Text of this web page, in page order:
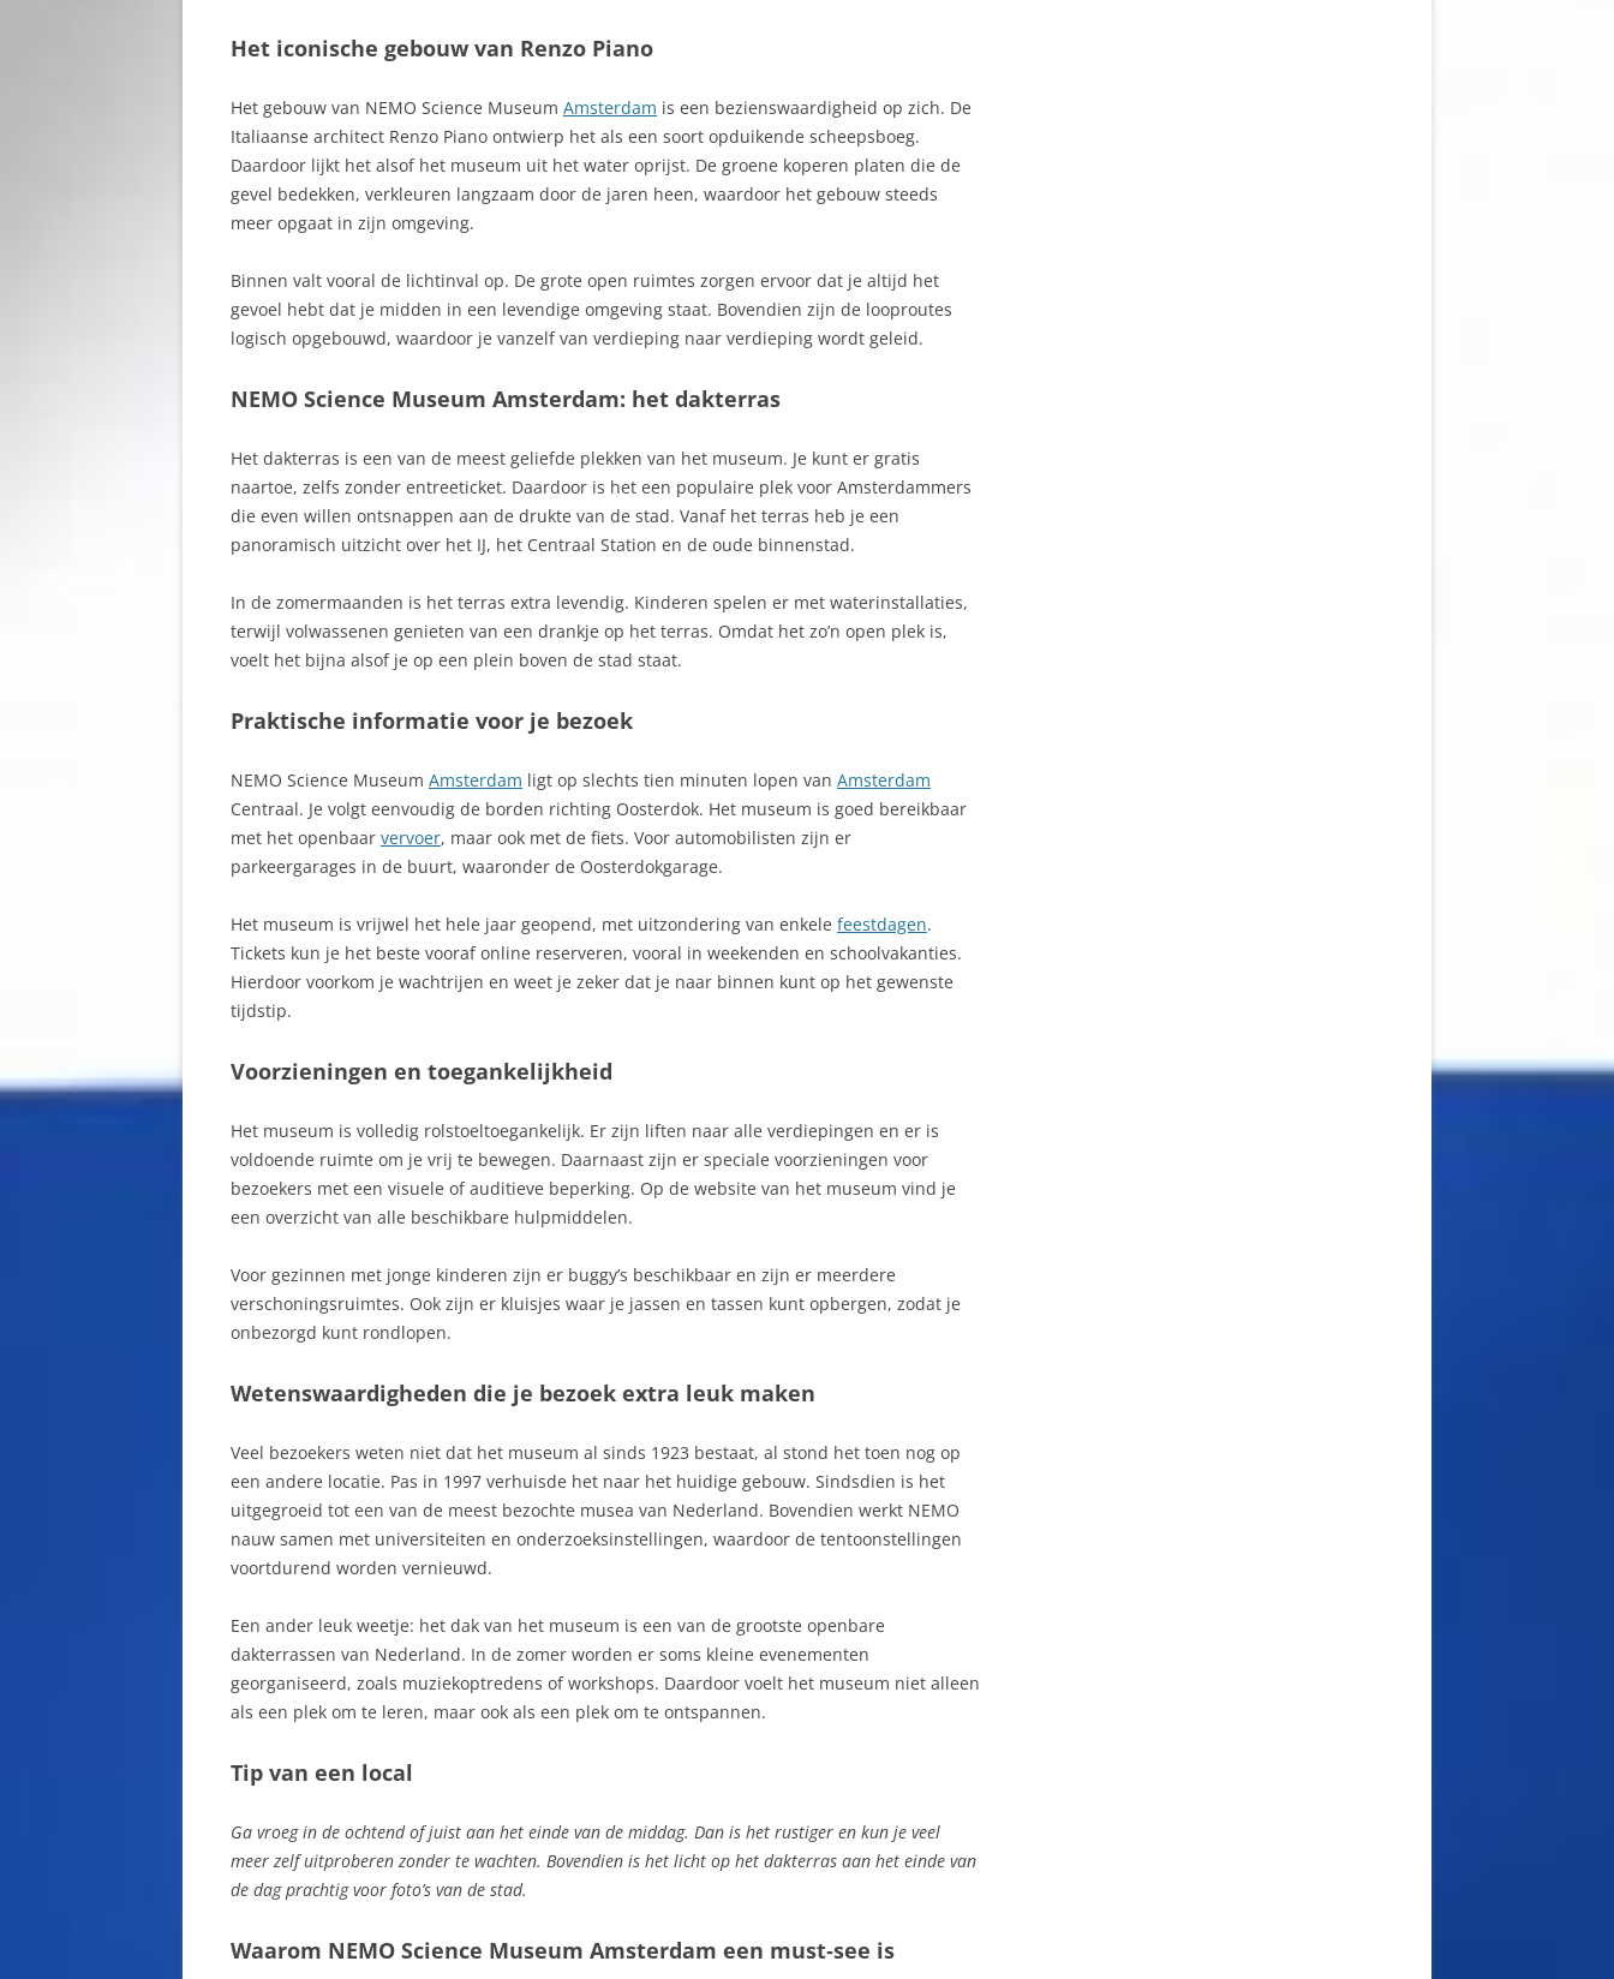
Het iconische gebouw van Renzo Piano
Het gebouw van NEMO Science Museum Amsterdam is een bezienswaardigheid op zich. De
Italiaanse architect Renzo Piano ontwierp het als een soort opduikende scheepsboeg.
Daardoor lijkt het alsof het museum uit het water oprijst. De groene koperen platen die de
gevel bedekken, verkleuren langzaam door de jaren heen, waardoor het gebouw steeds
meer opgaat in zijn omgeving.
Binnen valt vooral de lichtinval op. De grote open ruimtes zorgen ervoor dat je altijd het
gevoel hebt dat je midden in een levendige omgeving staat. Bovendien zijn de looproutes
logisch opgebouwd, waardoor je vanzelf van verdieping naar verdieping wordt geleid.
NEMO Science Museum Amsterdam: het dakterras
Het dakterras is een van de meest geliefde plekken van het museum. Je kunt er gratis
naartoe, zelfs zonder entreeticket. Daardoor is het een populaire plek voor Amsterdammers
die even willen ontsnappen aan de drukte van de stad. Vanaf het terras heb je een
panoramisch uitzicht over het IJ, het Centraal Station en de oude binnenstad.
In de zomermaanden is het terras extra levendig. Kinderen spelen er met waterinstallaties,
terwijl volwassenen genieten van een drankje op het terras. Omdat het zo’n open plek is,
voelt het bijna alsof je op een plein boven de stad staat.
Praktische informatie voor je bezoek
NEMO Science Museum Amsterdam ligt op slechts tien minuten lopen van Amsterdam
Centraal. Je volgt eenvoudig de borden richting Oosterdok. Het museum is goed bereikbaar
met het openbaar vervoer, maar ook met de fiets. Voor automobilisten zijn er
parkeergarages in de buurt, waaronder de Oosterdokgarage.
Het museum is vrijwel het hele jaar geopend, met uitzondering van enkele feestdagen.
Tickets kun je het beste vooraf online reserveren, vooral in weekenden en schoolvakanties.
Hierdoor voorkom je wachtrijen en weet je zeker dat je naar binnen kunt op het gewenste
tijdstip.
Voorzieningen en toegankelijkheid
Het museum is volledig rolstoeltoegankelijk. Er zijn liften naar alle verdiepingen en er is
voldoende ruimte om je vrij te bewegen. Daarnaast zijn er speciale voorzieningen voor
bezoekers met een visuele of auditieve beperking. Op de website van het museum vind je
een overzicht van alle beschikbare hulpmiddelen.
Voor gezinnen met jonge kinderen zijn er buggy’s beschikbaar en zijn er meerdere
verschoningsruimtes. Ook zijn er kluisjes waar je jassen en tassen kunt opbergen, zodat je
onbezorgd kunt rondlopen.
Wetenswaardigheden die je bezoek extra leuk maken
Veel bezoekers weten niet dat het museum al sinds 1923 bestaat, al stond het toen nog op
een andere locatie. Pas in 1997 verhuisde het naar het huidige gebouw. Sindsdien is het
uitgegroeid tot een van de meest bezochte musea van Nederland. Bovendien werkt NEMO
nauw samen met universiteiten en onderzoeksinstellingen, waardoor de tentoonstellingen
voortdurend worden vernieuwd.
Een ander leuk weetje: het dak van het museum is een van de grootste openbare
dakterrassen van Nederland. In de zomer worden er soms kleine evenementen
georganiseerd, zoals muziekoptredens of workshops. Daardoor voelt het museum niet alleen
als een plek om te leren, maar ook als een plek om te ontspannen.
Tip van een local
Ga vroeg in de ochtend of juist aan het einde van de middag. Dan is het rustiger en kun je veel
meer zelf uitproberen zonder te wachten. Bovendien is het licht op het dakterras aan het einde van
de dag prachtig voor foto’s van de stad.
Waarom NEMO Science Museum Amsterdam een must‑see is